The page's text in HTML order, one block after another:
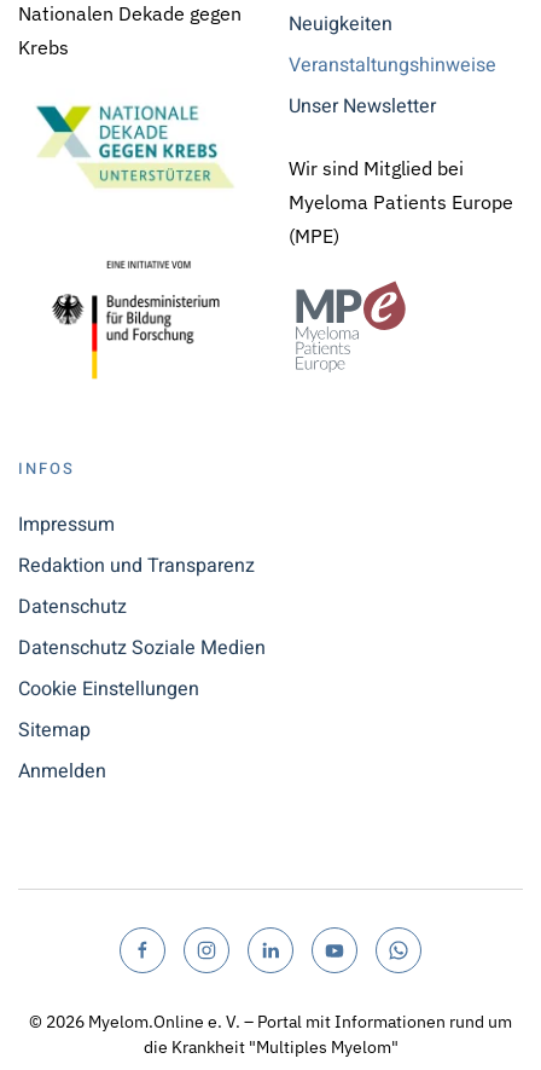
Nationalen Dekade gegen
Krebs
Neuigkeiten
Veranstaltungshinweise
Unser Newsletter
Wir sind Mitglied bei
Myeloma Patients Europe
(MPE)
INFOS
Impressum
Redaktion und Transparenz
Datenschutz
Datenschutz Soziale Medien
Cookie Einstellungen
Sitemap
Anmelden
© 2026 Myelom.Online e. V. – Portal mit Informationen rund um
die Krankheit "Multiples Myelom"